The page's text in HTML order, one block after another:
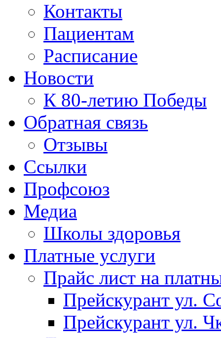
Контакты
Пациентам
Расписание
Новости
К 80-летию Победы
Обратная связь
Отзывы
Ссылки
Профсоюз
Медиа
Школы здоровья
Платные услуги
Прайс лист на
Прейскурант ул.
Прейскурант ул.